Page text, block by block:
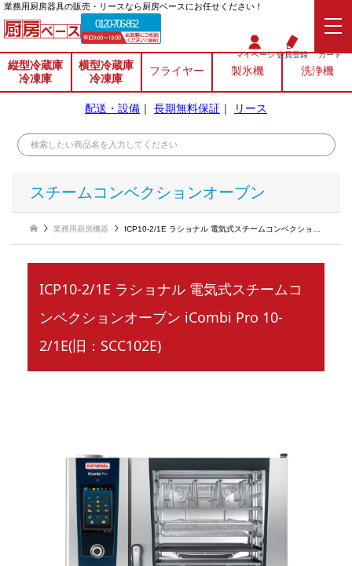
業務⽤厨房器具の販売・リースなら厨房ベースにお任せください！
0120-706-862
マイページ会員登録 カート
縦型冷蔵庫
冷凍庫
横型冷蔵庫
冷凍庫
フライヤー 製氷機 洗浄機
配送・設備 ｜ 長期無料保証 ｜ リース
スチームコンベクションオーブン
業務用厨房機器 ICP10-2/1E ラショナル 電気式スチームコンベクションオーブン iCombi Pro 10-2/1E(旧：SCC102E)
ICP10-2/1E ラショナル 電気式スチームコ
ンベクションオーブン iCombi Pro 10-
2/1E(旧：SCC102E)